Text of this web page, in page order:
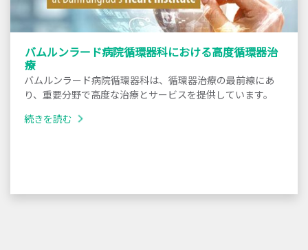
バムルンラード病院循環器科における高度循環器治
療
バムルンラード病院循環器科は、循環器治療の最前線にあ
り、重要分野で高度な治療とサービスを提供しています。
続きを読む